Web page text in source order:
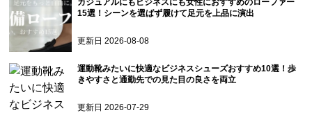
カジュアルにもビジネスにも女性におすすめのローファー
15選！シーンを選ばず履けて足元を上品に演出
更新日2026-08-08
運動靴みたいに快適なビジネスシューズおすすめ10選！歩
きやすさと通勤先での見た目の良さを両立
更新日2026-07-29